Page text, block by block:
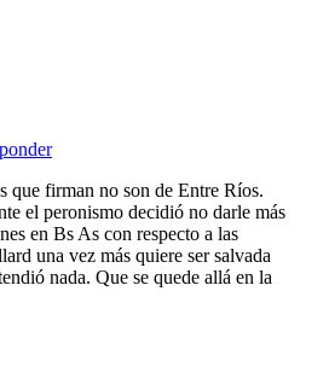
que firman no son de Entre Ríos.
el peronismo decidió no darle más
en Bs As con respecto a las
una vez más quiere ser salvada
nada. Que se quede allá en la